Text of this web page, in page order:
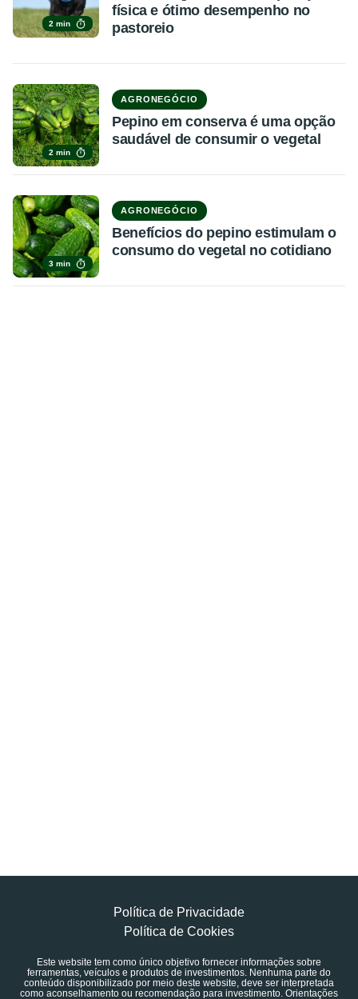
2 min
física e ótimo desempenho no
pastoreio
2 min
AGRONEGÓCIO
Pepino em conserva é uma opção
saudável de consumir o vegetal
3 min
AGRONEGÓCIO
Benefícios do pepino estimulam o
consumo do vegetal no cotidiano
Política de Privacidade
Política de Cookies
Este website tem como único objetivo fornecer informações sobre
ferramentas, veículos e produtos de investimentos. Nenhuma parte do
conteúdo disponibilizado por meio deste website, deve ser interpretada
como aconselhamento ou recomendação para investimento. Orientações